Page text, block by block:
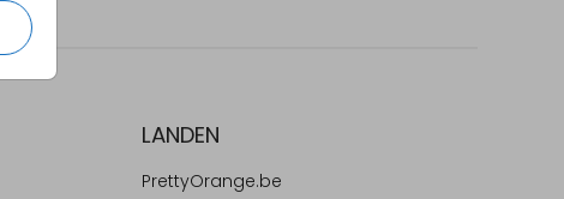
LANDEN
PrettyOrange.be